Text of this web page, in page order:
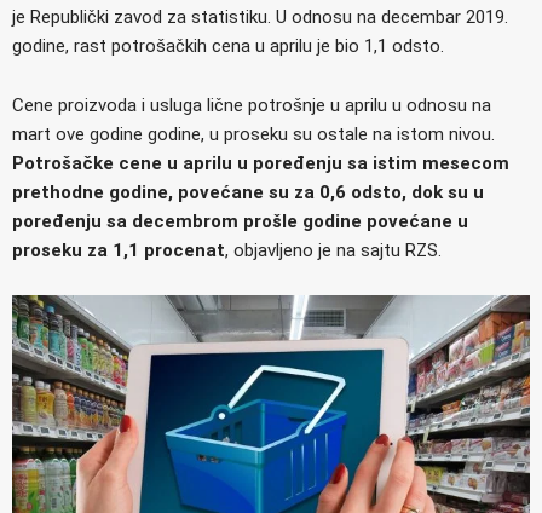
je Republički zavod za statistiku. U odnosu na decembar 2019.
godine, rast potrošačkih cena u aprilu je bio 1,1 odsto.
Cene proizvoda i usluga lične potrošnje u aprilu u odnosu na
mart ove godine godine, u proseku su ostale na istom nivou.
Potrošačke cene u aprilu u poređenju sa istim mesecom
prethodne godine, povećane su za 0,6 odsto, dok su u
poređenju sa decembrom prošle godine povećane u
proseku za 1,1 procenat, objavljeno je na sajtu RZS.